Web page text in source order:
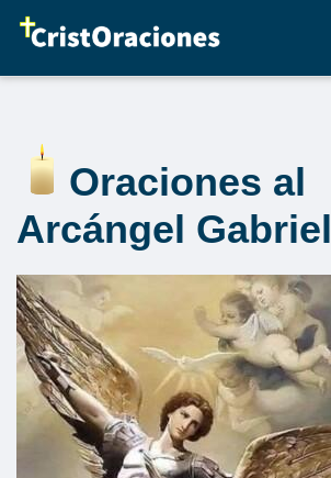
Oraciones al
Arcángel Gabriel